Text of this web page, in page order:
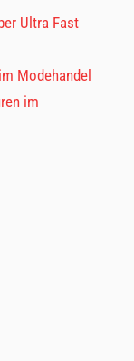
Ultra Fast
Modehandel
im